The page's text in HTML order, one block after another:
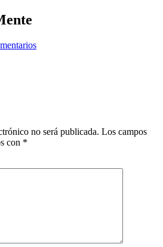
no será publicada. Los campos
con *